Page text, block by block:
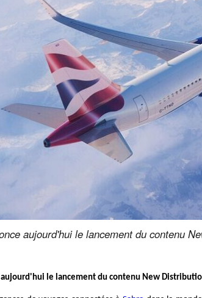
aujourd'hui le lancement du contenu
le lancement du contenu New